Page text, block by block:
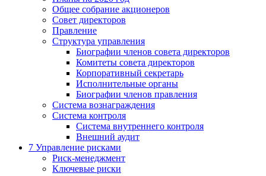
Общее собрание акционеров
Совет директоров
Правление
Структура управления
Биографии членов совета директоров
Комитеты совета директоров
Корпоративный секретарь
Исполнительные органы
Биографии членов правления
Система вознаграждения
Система контроля
Система внутреннего контроля
Внешний аудит
7 Управление рисками
Риск-менеджмент
Ключевые риски